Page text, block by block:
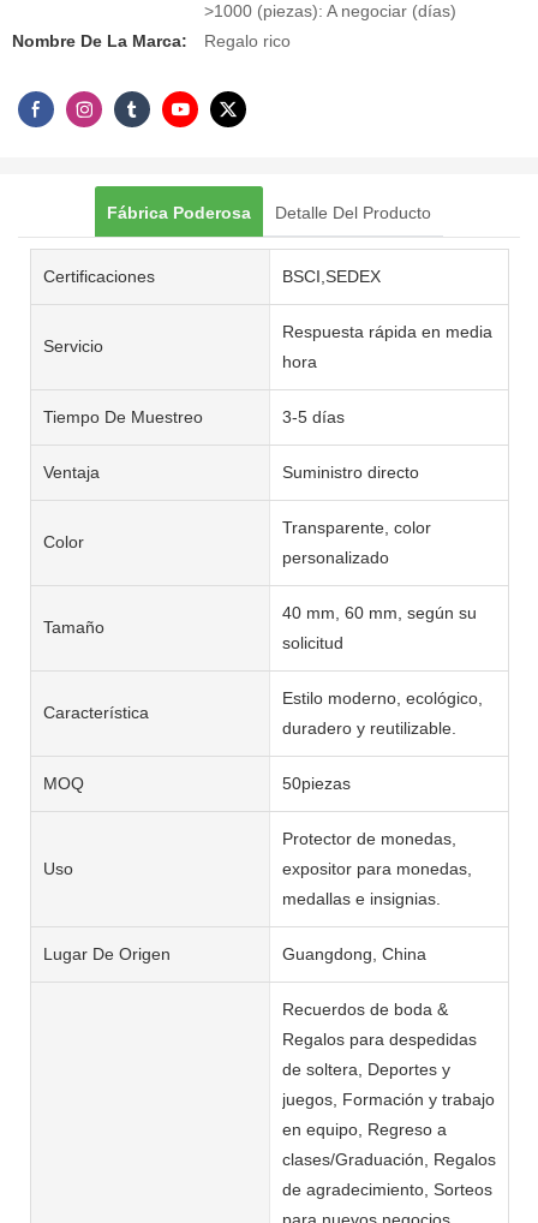
>1000 (piezas): A negociar (días)
Nombre De La Marca:
Regalo rico
Fábrica Poderosa Detalle Del Producto
Certificaciones BSCI,SEDEX
Servicio
Respuesta rápida en media
hora
Tiempo De Muestreo 3-5 días
Ventaja Suministro directo
Color
Transparente, color
personalizado
Tamaño
40 mm, 60 mm, según su
solicitud
Característica
Estilo moderno, ecológico,
duradero y reutilizable.
MOQ 50piezas
Uso
Protector de monedas,
expositor para monedas,
medallas e insignias.
Lugar De Origen Guangdong, China
Recuerdos de boda &
Regalos para despedidas
de soltera, Deportes y
juegos, Formación y trabajo
en equipo, Regreso a
clases/Graduación, Regalos
de agradecimiento, Sorteos